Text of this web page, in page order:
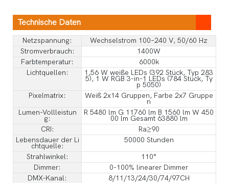
Technische Daten
Netzspannung:
Wechselstrom 100–240 V, 50/60 Hz
Stromverbrauch:
1400W
Farbtemperatur:
6000k
Lichtquellen:
1,56 W weiße LEDs (392 Stück, Typ 283
5), 1 W RGB 3-in-1 LEDs (784 Stück, Ty
p 5050)
Pixelmatrix:
Weiß 2x14 Gruppen, Farbe 2x7 Gruppe
n
Lumen-Vollleistun
g:
R 5480 lm G 11760 lm B 1560 lm W 450
00 lm Gesamt 63880 lm
CRI:
Ra≥90
Lebensdauer der Li
chtquelle:
50000 Stunden
Strahlwinkel:
110°
Dimmer:
0-100% linearer Dimmer
DMX-Kanal:
8/11/13/24/30/74/97CH